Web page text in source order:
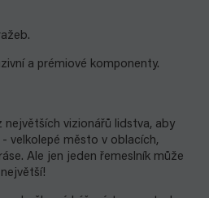
a prémiové komponenty.
vizionářů lidstva, aby
velkolepé město v oblacích,
Ale jen jeden řemeslník může